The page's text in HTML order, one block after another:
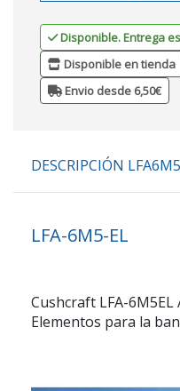
Disponible. Entrega
Disponible en tienda
Envio desde 6,50€
DESCRIPCIÓN
LFA-6M5-EL
Cushcraft LFA-
Elementos para la